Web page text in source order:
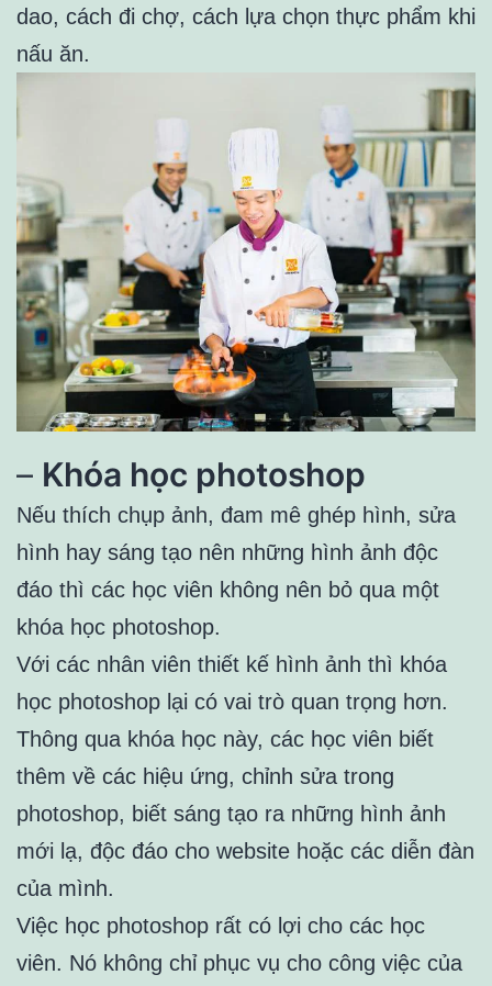
dao, cách đi chợ, cách lựa chọn thực phẩm khi
nấu ăn.
– Khóa học photoshop
Nếu thích chụp ảnh, đam mê ghép hình, sửa
hình hay sáng tạo nên những hình ảnh độc
đáo thì các học viên không nên bỏ qua một
khóa học photoshop.
Với các nhân viên thiết kế hình ảnh thì khóa
học photoshop lại có vai trò quan trọng hơn.
Thông qua khóa học này, các học viên biết
thêm về các hiệu ứng, chỉnh sửa trong
photoshop, biết sáng tạo ra những hình ảnh
mới lạ, độc đáo cho website hoặc các diễn đàn
của mình.
Việc học photoshop rất có lợi cho các học
viên. Nó không chỉ phục vụ cho công việc của